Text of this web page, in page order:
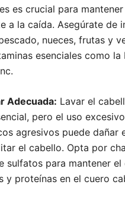
es crucial para
a la caída. Asegúrate de
nueces, frutas y
esenciales como la
Adecuada: Lavar el
pero el uso
agresivos puede dañar
el cabello. Opta por
sulfatos para mantener el
y proteínas en el cuero